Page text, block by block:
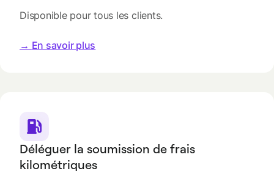
Disponible pour tous les clients.
→ En savoir plus
Déléguer la soumission de frais
kilométriques